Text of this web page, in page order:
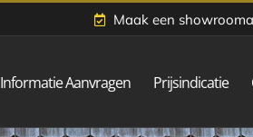
Maak een
Informatie Aanvragen Prijsindicatie